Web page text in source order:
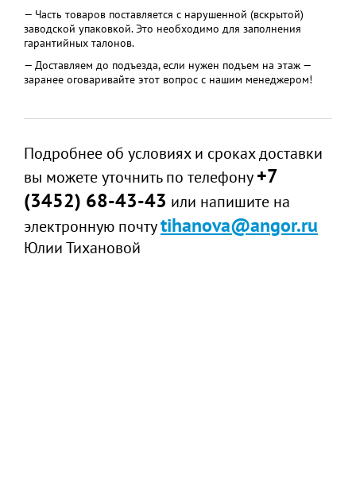
— Часть товаров поставляется с нарушенной (вскрытой)
заводской упаковкой. Это необходимо для заполнения
гарантийных талонов.
— Доставляем до подъезда, если нужен подъем на этаж —
заранее оговаривайте этот вопрос с нашим менеджером!
Подробнее об условиях и сроках доставки
вы можете уточнить по телефону+7
(3452) 68-43-43 или напишите на
электронную почтуtihanova@angor.ru
Юлии Тихановой